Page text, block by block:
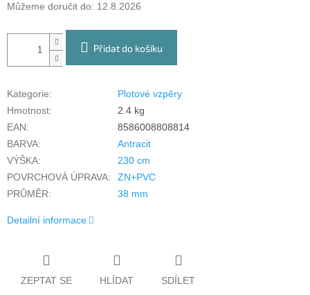
Můžeme doručit do: 12.8.2026
Přidat do košíku
Kategorie:
Plotové vzpěry
Hmotnost:
2.4 kg
EAN:
8586008808814
BARVA:
Antracit
VÝŠKA:
230 cm
POVRCHOVÁ ÚPRAVA:
ZN+PVC
PRŮMĚR: 38 mm
Detailní informace
ZEPTAT SE HLÍDAT SDÍLET